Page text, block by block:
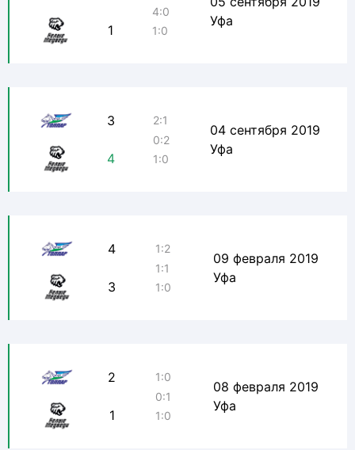
1
4:0
1:0
Уфа
3
4
2:1
0:2
1:0
04 сентября 2019
Уфа
4
3
1:2
1:1
1:0
09 февраля 2019
Уфа
2
1
1:0
0:1
1:0
08 февраля 2019
Уфа